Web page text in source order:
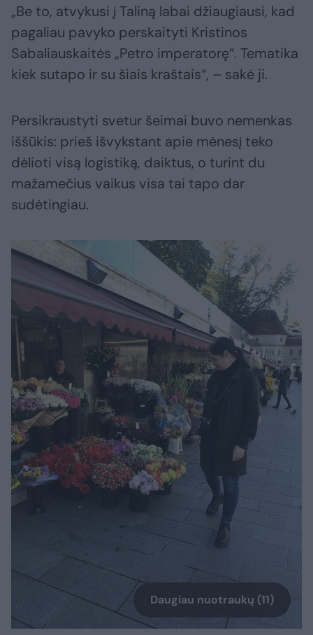
„Be to, atvykusi į Taliną labai džiaugiausi, kad
pagaliau pavyko perskaityti Kristinos
Sabaliauskaitės „Petro imperatorę“. Tematika
kiek sutapo ir su šiais kraštais“, – sakė ji.
Persikraustyti svetur šeimai buvo nemenkas
iššūkis: prieš išvykstant apie mėnesį teko
dėlioti visą logistiką, daiktus, o turint du
mažamečius vaikus visa tai tapo dar
sudėtingiau.
Daugiau nuotraukų (11)